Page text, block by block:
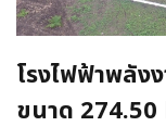
โรงไฟฟ้าพลั
ขนาด 274.50